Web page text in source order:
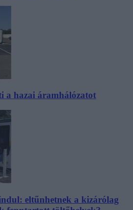
a hazai áramhálózatot
eltűnhetnek a kizárólag